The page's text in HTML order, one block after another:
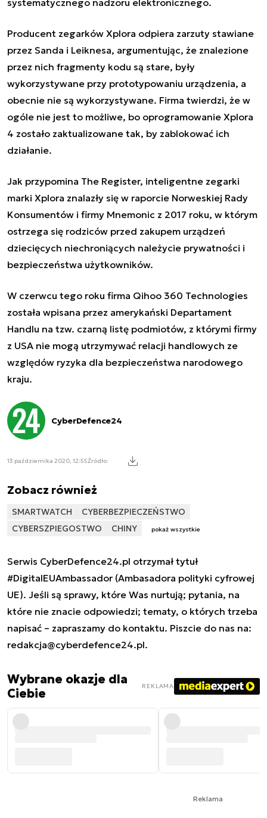
systematycznego nadzoru elektronicznego.
Producent zegarków Xplora odpiera zarzuty stawiane
przez Sanda i Leiknesa, argumentując, że znalezione
przez nich fragmenty kodu są stare, były
wykorzystywane przy prototypowaniu urządzenia, a
obecnie nie są wykorzystywane. Firma twierdzi, że w
ogóle nie jest to możliwe, bo oprogramowanie Xplora
4 zostało zaktualizowane tak, by zablokować ich
działanie.
Jak przypomina The Register, inteligentne zegarki
marki Xplora znalazły się w raporcie Norweskiej Rady
Konsumentów i firmy Mnemonic z 2017 roku, w którym
ostrzega się rodziców przed zakupem urządzeń
dziecięcych niechroniących należycie prywatności i
bezpieczeństwa użytkowników.
W czerwcu tego roku firma Qihoo 360 Technologies
została wpisana przez amerykański Departament
Handlu na tzw. czarną listę podmiotów, z którymi firmy
z USA nie mogą utrzymywać relacji handlowych ze
względów ryzyka dla bezpieczeństwa narodowego
kraju.
CyberDefence24
13 października 2020, 12:55Źródło:
Zobacz również
SMARTWATCH
CYBERBEZPIECZEŃSTWO
CYBERSZPIEGOSTWO
CHINY pokaż wszystkie
Serwis CyberDefence24.pl otrzymał tytuł
#DigitalEUAmbassador (Ambasadora polityki cyfrowej
UE). Jeśli są sprawy, które Was nurtują; pytania, na
które nie znacie odpowiedzi; tematy, o których trzeba
napisać – zapraszamy do kontaktu. Piszcie do nas na:
redakcja@cyberdefence24.pl.
Wybrane okazje dla
Ciebie
REKLAMA
Reklama